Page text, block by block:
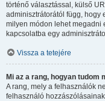
történő választással, külső
adminisztrátorától függ, hogy
milyen módon lehet megadni
kapcsolatba egy
Vissza a tetejére
Mi az a rang, hogyan tudom
A rang, mely a felhasználók
felhasználó